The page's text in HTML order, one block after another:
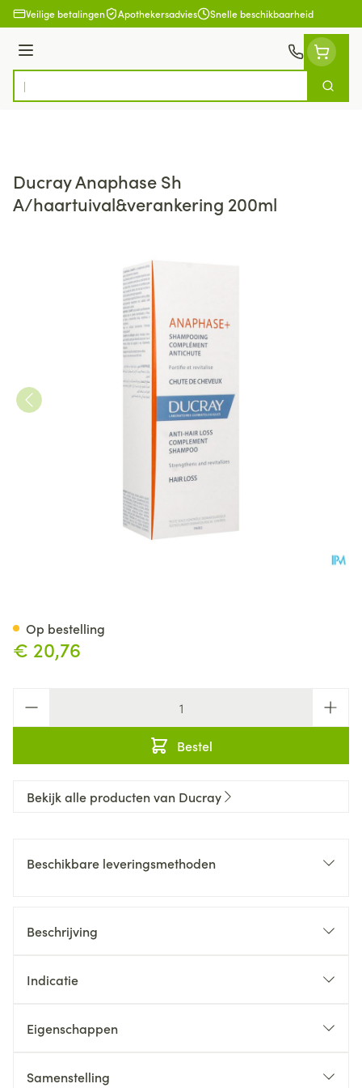
Ga naar de inhoud
Veilige betalingen Apothekersadvies Snelle beschikbaarheid
Menu
Product, merk, categorie...
Zoek
Ducray Anaphase Sh
A/haartuival&verankering 200ml
€ 20,76
Bestel
Op bestelling
Bekijk alle producten van Ducray
Beschikbare leveringsmethoden
Beschrijving
Indicatie
Eigenschappen
Samenstelling